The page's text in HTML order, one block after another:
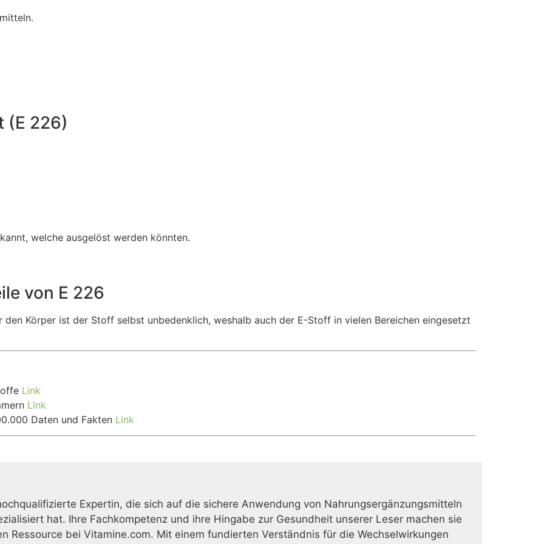
(E 226)
welche ausgelöst werden könnten.
von E 226
den Körper ist der Stoff selbst unbedenklich, weshalb auch der E-Stoff in vielen Bereichen eingesetzt
Link
Link
Daten und Fakten Link
Expertin, die sich auf die sichere Anwendung von Nahrungsergänzungsmitteln
hat. Ihre Fachkompetenz und ihre Hingabe zur Gesundheit unserer Leser machen sie
Ressource bei Vitamine.com. Mit einem fundierten Verständnis für die Wechselwirkungen